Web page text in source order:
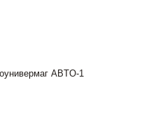
ABTO-1